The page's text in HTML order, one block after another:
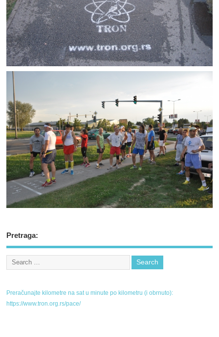
Pretraga:
Preračunajte kilometre na sat u minute po kilometru (i obrnuto):
https://www.tron.org.rs/pace/